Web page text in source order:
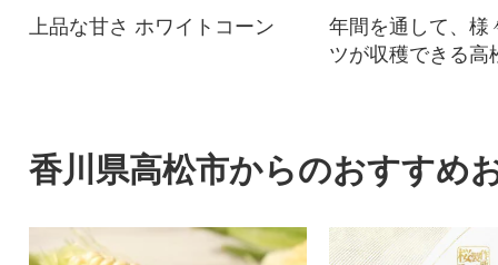
上品な甘さ ホワイトコーン
年間を通して、様
ツが収穫できる高
香川県高松市からのおすすめ